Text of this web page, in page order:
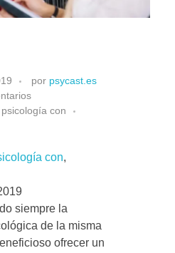
por psycast.es
con
con
siempre la
de la misma
ofrecer un